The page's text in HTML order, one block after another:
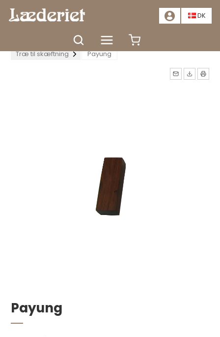
📣TILBUD - SPAR MINDST 20%. KLIK HER📣
DK
Tilbehør
Knivproduktion
Træ til skæftning
Payung
Måske kunne nogle af disse
TÆT
GÅ TIL KURV
Payung